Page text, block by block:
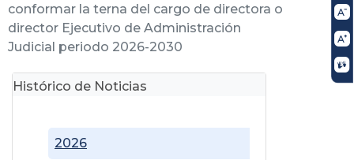
conformar la terna del cargo de directora o
director Ejecutivo de Administración
Judicial periodo 2026-2030
Histórico de Noticias
2026